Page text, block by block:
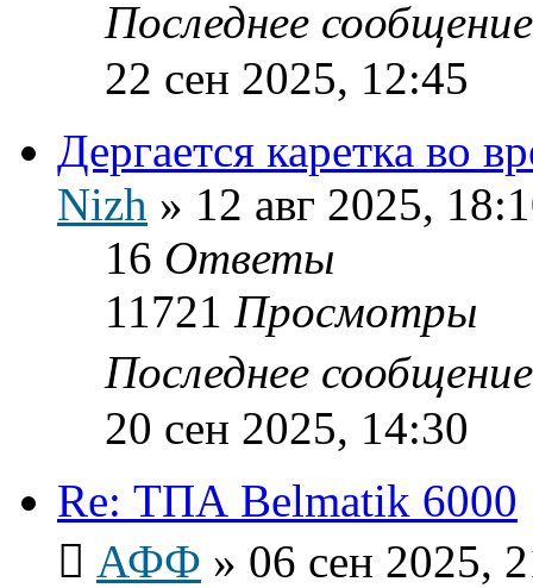
Последнее
22 сен 2025, 12:45
Дергается каретка во
Nizh » 12 авг 2025,
16 Ответы
11721 Просмотры
Последнее
20 сен 2025, 14:30
Re: ТПА Belmatik 6000
АФФ » 06 сен 2025,